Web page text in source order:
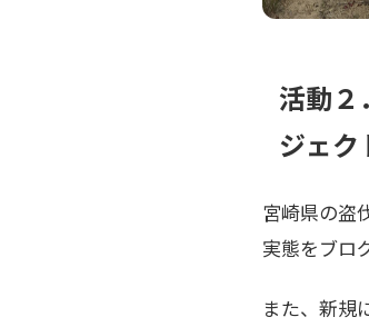
活動２
ジェク
宮崎県の盗
実態をブロ
また、新規